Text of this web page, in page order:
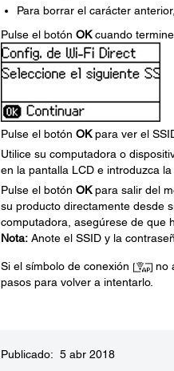
Para borrar el carácter
Pulse el botón OKcuando
Pulse el botón OKpara ver el
Utilice su computadora o
en la pantalla LCD e introduzca
Pulse el botón OKpara salir del
su producto directamente desde
computadora, asegúrese de que
Nota:Anote el SSID y la
Si el símbolo de conexión
no
pasos para volver a intentarlo.
Publicado: 5 abr 2018